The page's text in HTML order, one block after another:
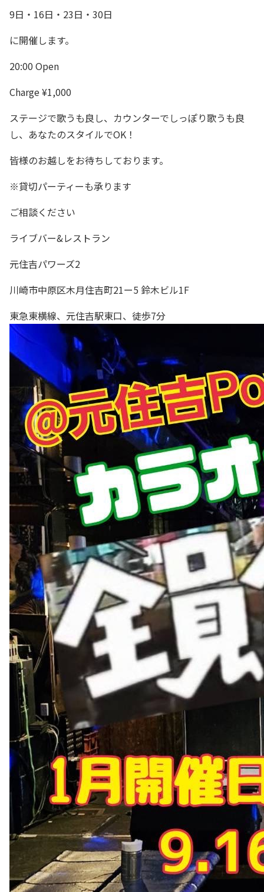
9日・16日・23日・30日
に開催します。
20:00 Open
Charge ¥1,000
ステージで歌うも良し、カウンターでしっぽり歌うも良
し、あなたのスタイルでOK！
皆様のお越しをお待ちしております。
※貸切パーティーも承ります
ご相談ください
ライブバー&レストラン
元住吉パワーズ2
川崎市中原区木月住吉町21ー5 鈴木ビル1F
東急東横線、元住吉駅東口、徒歩7分